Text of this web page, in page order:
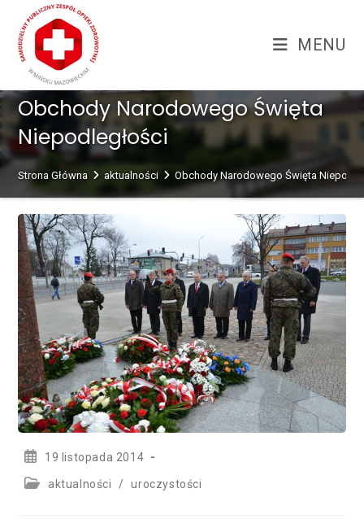
treści
content
MENU
Obchody Narodowego Święta
Niepodległości
Strona Główna aktualności Obchody Narodowego Święta
Post19 listopada 2014
Postaktualności / uroczystości